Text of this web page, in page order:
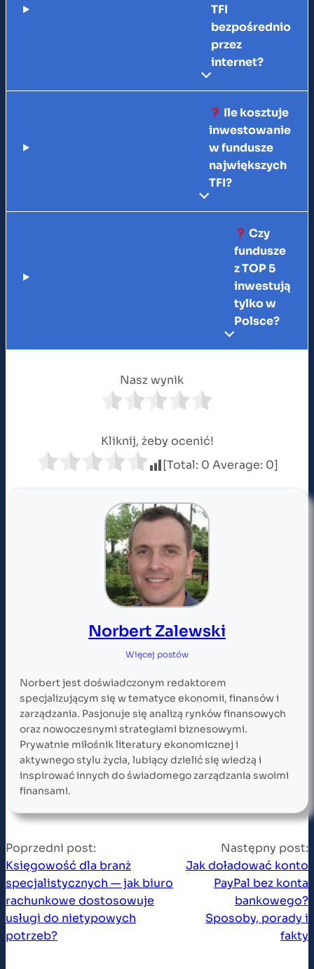
TFI
bezpośrednio
przez
internet?
Ile kosztuje
inwestowanie
w fundusze
największych
TFI?
Czy
fundusze
z TOP 5
inwestują
tylko w
Polsce?
Nasz wynik
Kliknij, żeby ocenić!
[Total: 0 Average: 0]
Norbert Zalewski
Więcej postów
Norbert jest doświadczonym redaktorem
specjalizującym się w tematyce ekonomii, finansów i
zarządzania. Pasjonuje się analizą rynków finansowych
oraz nowoczesnymi strategiami biznesowymi.
Prywatnie miłośnik literatury ekonomicznej i
aktywnego stylu życia, lubiący dzielić się wiedzą i
inspirować innych do świadomego zarządzania swoimi
finansami.
Poprzedni post:
Księgowość dla branż
specjalistycznych — jak biuro
rachunkowe dostosowuje
usługi do nietypowych
potrzeb?
Następny post:
Jak doładować konto
PayPal bez konta
bankowego?
Sposoby, porady i
fakty